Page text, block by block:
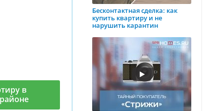
в
Бесконтактная сделка: как
купить квартиру и не
нарушить карантин